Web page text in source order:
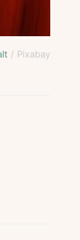
/ Pixabay